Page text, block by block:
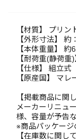
【材質】 プリ
【外形寸法】
【本体重量】 約
【耐荷重(静荷
【仕様】 組立式
【原産国】 マレ
【掲載商品に関し
メーカーリニュ
様、容量が予告
※商品パッケージ
【在庫数に関して